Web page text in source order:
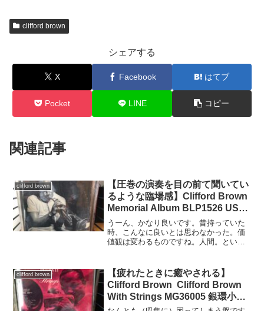
clifford brown
シェアする
X Facebook はてブ
Pocket LINE コピー
関連記事
clifford brown
【圧巻の演奏を目の前て聞いてい
るような臨場感】Clifford Brown
Memorial Album BLP1526 USモ
ノラル Liberty RVG
うーん、かなり良いです。昔持っていた
時、こんなに良いとは思わなかった。価
値観は変わるものですね。人間。という
な・・・でもこのブルーノートは圧巻の
音が魅力であって、これはプレス...
clifford brown
【疲れたときに癒やされる】
Clifford Brown Clifford Brown
With Strings MG36005 銀環小ド
ラマー/DG/片YMG